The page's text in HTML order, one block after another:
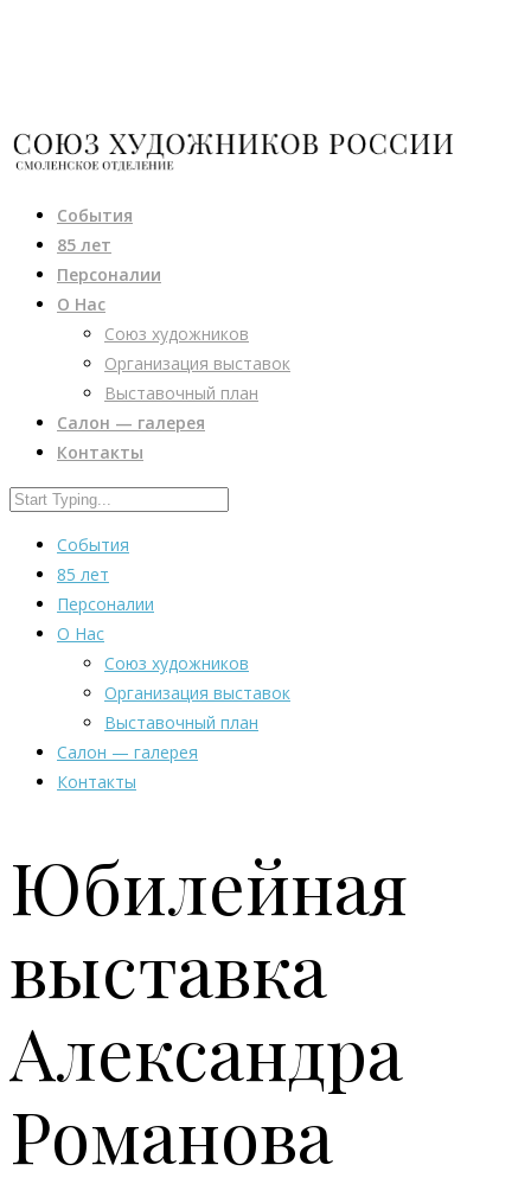
События
85 лет
Персоналии
О Нас
Союз художников
Организация выставок
Выставочный план
Салон — галерея
Контакты
События
85 лет
Персоналии
О Нас
Союз художников
Организация выставок
Выставочный план
Салон — галерея
Контакты
Юбилейная
выставка
Александра
Романова